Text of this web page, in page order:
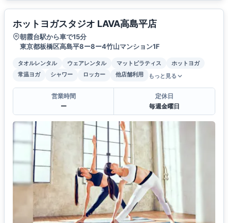
ホットヨガスタジオ LAVA高島平店
朝霞台駅から車で15分
東京都板橋区高島平8ー8ー4竹山マンション1F
タオルレンタル ウェアレンタル マットピラティス
ホットヨガ
常温ヨガ
シャワー ロッカー 他店舗利用 もっと見る
営業時間
ー
定休日
毎週金曜日